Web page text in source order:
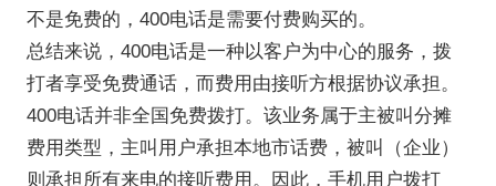
不是免费的，400电话是需要付费购买的。
总结来说，400电话是一种以客户为中心的服务，拨
打者享受免费通话，而费用由接听方根据协议承担。
400电话并非全国免费拨打。该业务属于主被叫分摊
费用类型，主叫用户承担本地市话费，被叫（企业）
则承担所有来电的接听费用。因此，手机用户拨打